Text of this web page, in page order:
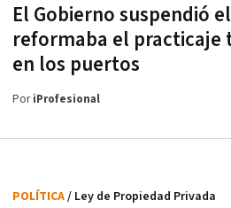
El Gobierno suspendió
reformaba el practicaje
en los puertos
PoriProfesional
POLÍTICA/ Ley de Propiedad Privada